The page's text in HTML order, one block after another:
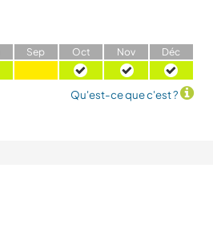
Sep Oct Nov Déc
Qu'est-ce que c'est ?